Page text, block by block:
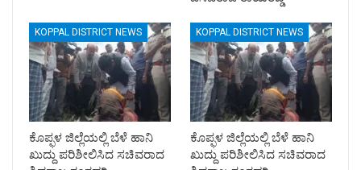
KOPPAL DISTRICT NEWS
ಕೊಪ್ಫಳ ಜಿಲ್ಲೆಯಲ್ಲಿ ಬೆಳೆ ಹಾನಿ
ಖುದ್ದು ಪರಿಶೀಲಿಸಿದ ಸಚಿವರಾದ
KOPPAL DISTRICT NEWS
ಕೊಪ್ಫಳ ಜಿಲ್ಲೆಯಲ್ಲಿ ಬೆಳೆ ಹಾನಿ
ಖುದ್ದು ಪರಿಶೀಲಿಸಿದ ಸಚಿವರಾದ